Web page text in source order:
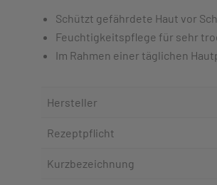
Schützt gefährdete Haut vor
Feuchtigkeitspflege für sehr
Im Rahmen einer täglichen
Hersteller
Rezeptpflicht
Kurzbezeichnung